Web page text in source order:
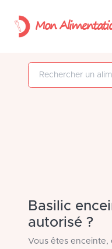
Mon
Basilic
autorisé ?
Vous êtes enceinte,